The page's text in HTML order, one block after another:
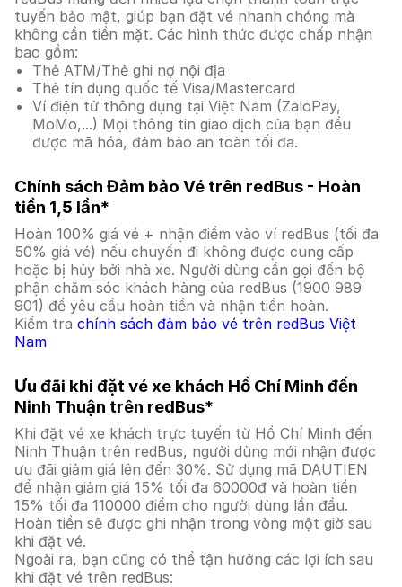
tuyến bảo mật, giúp bạn đặt vé nhanh chóng mà
không cần tiền mặt. Các hình thức được chấp nhận
bao gồm:
Thẻ ATM/Thẻ ghi nợ nội địa
Thẻ tín dụng quốc tế Visa/Mastercard
Ví điện tử thông dụng tại Việt Nam (ZaloPay,
MoMo,...) Mọi thông tin giao dịch của bạn đều
được mã hóa, đảm bảo an toàn tối đa.
Chính sách Đảm bảo Vé trên redBus - Hoàn
tiền 1,5 lần*
Hoàn 100% giá vé + nhận điểm vào ví redBus (tối đa
50% giá vé) nếu chuyến đi không được cung cấp
hoặc bị hủy bởi nhà xe. Người dùng cần gọi đến bộ
phận chăm sóc khách hàng của redBus (1900 989
901) để yêu cầu hoàn tiền và nhận tiền hoàn.
Kiểm tra chính sách đảm bảo vé trên redBus Việt
Nam
Ưu đãi khi đặt vé xe khách Hồ Chí Minh đến
Ninh Thuận trên redBus*
Khi đặt vé xe khách trực tuyến từ Hồ Chí Minh đến
Ninh Thuận trên redBus, người dùng mới nhận được
ưu đãi giảm giá lên đến 30%. Sử dụng mã DAUTIEN
để nhận giảm giá 15% tối đa 60000đ và hoàn tiền
15% tối đa 110000 điểm cho người dùng lần đầu.
Hoàn tiền sẽ được ghi nhận trong vòng một giờ sau
khi đặt vé.
Ngoài ra, bạn cũng có thể tận hưởng các lợi ích sau
khi đặt vé trên redBus: